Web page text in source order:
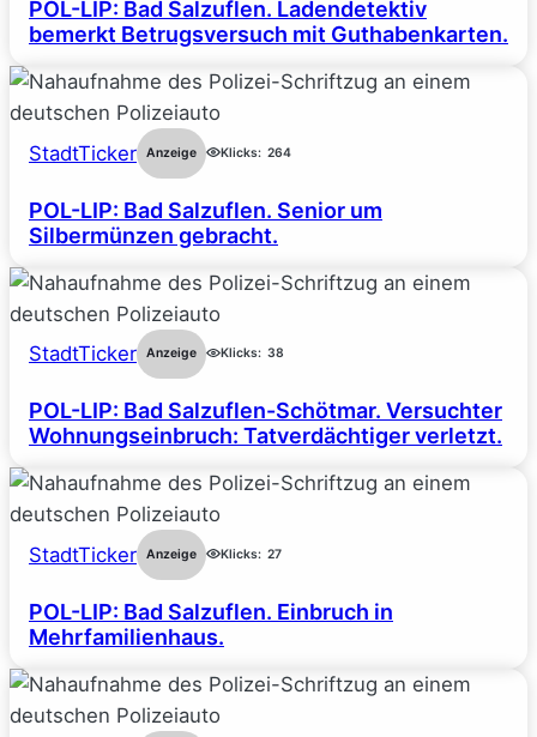
POL-LIP: Bad Salzuflen. Ladendetektiv
bemerkt Betrugsversuch mit Guthabenkarten.
StadtTicker Anzeige Klicks: 264
POL-LIP: Bad Salzuflen. Senior um
Silbermünzen gebracht.
StadtTicker Anzeige Klicks: 38
POL-LIP: Bad Salzuflen-Schötmar. Versuchter
Wohnungseinbruch: Tatverdächtiger verletzt.
StadtTicker Anzeige Klicks: 27
POL-LIP: Bad Salzuflen. Einbruch in
Mehrfamilienhaus.